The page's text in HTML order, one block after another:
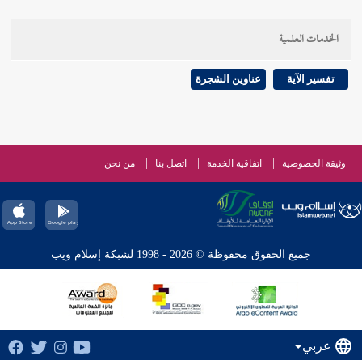
الخدمات العلمية
تفسير الآية عناوين الشجرة
وثيقة الخصوصية اتفاقية الخدمة اتصل بنا من نحن
جميع الحقوق محفوظة © 2026 - 1998 لشبكة إسلام ويب
عربي